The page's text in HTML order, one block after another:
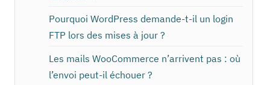
Pourquoi WordPress demande-t-il un login
FTP lors des mises à jour ?
Les mails WooCommerce n’arrivent pas : où
l’envoi peut-il échouer ?